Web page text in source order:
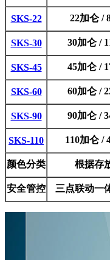
SKS-22 22加仑 /
SKS-30 30加仑 /
SKS-45 45加仑 /
SKS-60 60加仑 /
SKS-90 90加仑 /
SKS-110 110加仑 /
颜色分类 根据存
安全管控 三点联动一